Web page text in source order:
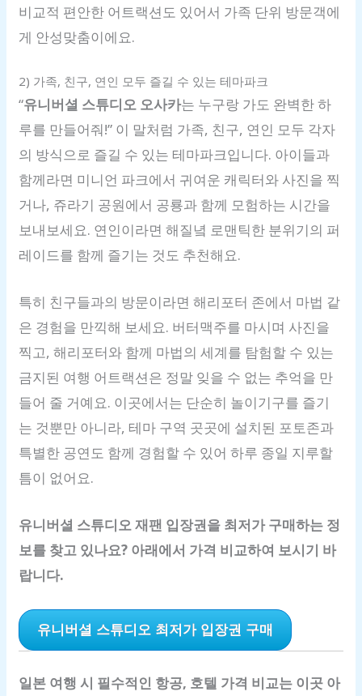
비교적 편안한 어트랙션도 있어서 가족 단위 방문객에
게 안성맞춤이에요.
2) 가족, 친구, 연인 모두 즐길 수 있는 테마파크
“유니버셜 스튜디오 오사카는 누구랑 가도 완벽한 하
루를 만들어줘!” 이 말처럼 가족, 친구, 연인 모두 각자
의 방식으로 즐길 수 있는 테마파크입니다. 아이들과
함께라면 미니언 파크에서 귀여운 캐릭터와 사진을 찍
거나, 쥬라기 공원에서 공룡과 함께 모험하는 시간을
보내보세요. 연인이라면 해질녘 로맨틱한 분위기의 퍼
레이드를 함께 즐기는 것도 추천해요.
특히 친구들과의 방문이라면 해리포터 존에서 마법 같
은 경험을 만끽해 보세요. 버터맥주를 마시며 사진을
찍고, 해리포터와 함께 마법의 세계를 탐험할 수 있는
금지된 여행 어트랙션은 정말 잊을 수 없는 추억을 만
들어 줄 거예요. 이곳에서는 단순히 놀이기구를 즐기
는 것뿐만 아니라, 테마 구역 곳곳에 설치된 포토존과
특별한 공연도 함께 경험할 수 있어 하루 종일 지루할
틈이 없어요.
유니버셜 스튜디오 재팬 입장권을 최저가 구매하는 정
보를 찾고 있나요? 아래에서 가격 비교하여 보시기 바
랍니다.
유니버셜 스튜디오 최저가 입장권 구매
일본 여행 시 필수적인 항공, 호텔 가격 비교는 이곳 아